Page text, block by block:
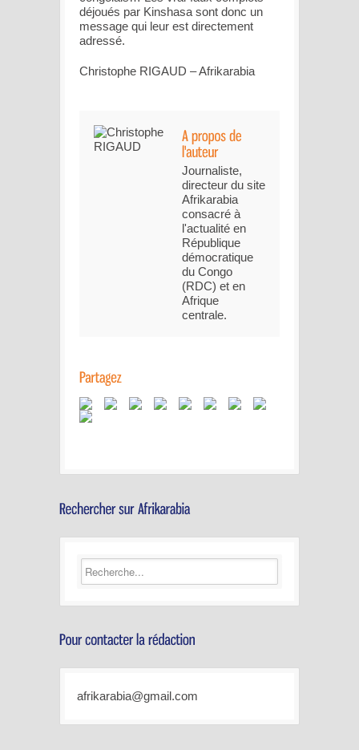
déjoués par Kinshasa sont donc un
message qui leur est directement
adressé.
Christophe RIGAUD – Afrikarabia
Journaliste,
directeur du site
Afrikarabia
consacré à
l'actualité en
République
démocratique
du Congo
(RDC) et en
Afrique
centrale.
afrikarabia@gmail.com